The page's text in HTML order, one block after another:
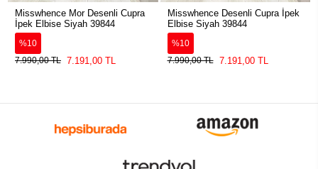
Misswhence Mor Desenli Cupra
İpek Elbise Siyah 39844
%10
7.990,00 TL 7.191,00 TL
Misswhence Desenli Cupra İpek
Elbise Siyah 39844
%10
7.990,00 TL
7.191,00 TL